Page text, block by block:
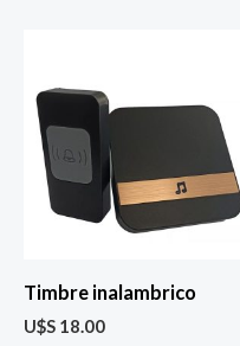
Timbre inalambrico
U$S 18.00